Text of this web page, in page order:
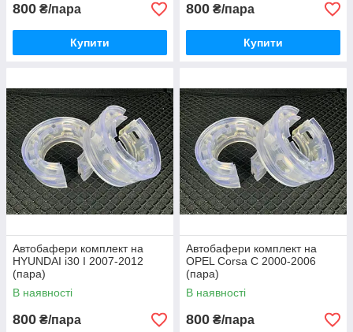
800 ₴/пара
Купити
800 ₴/пара
Купити
Автобафери комплект на
HYUNDAI i30 I 2007-2012
(пара)
В наявності
800 ₴/пара
Автобафери комплект на
OPEL Corsa C 2000-2006
(пара)
В наявності
800 ₴/пара